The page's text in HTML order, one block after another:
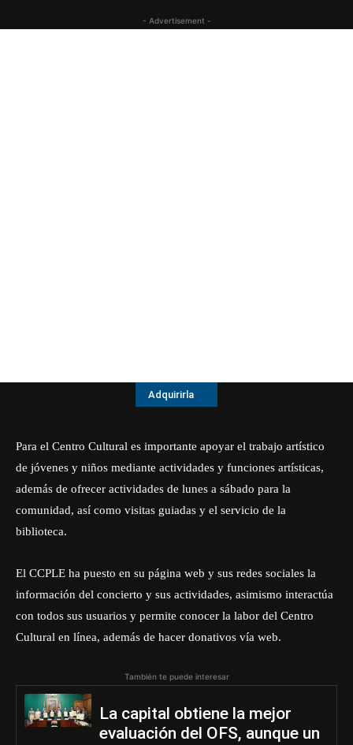
- Advertisement -
Adquirirla
Para el Centro Cultural es importante apoyar el trabajo artístico
de jóvenes y niños mediante actividades y funciones artísticas,
además de ofrecer actividades de lunes a sábado para la
comunidad, así como visitas guiadas y el servicio de la
biblioteca.
El CCPLE ha puesto en su página web y sus redes sociales la
información del concierto y sus actividades, asimismo interactúa
con todos sus usuarios y permite conocer la labor del Centro
Cultural en línea, además de hacer donativos vía web.
También te puede interesar
La capital obtiene la mejor
evaluación del OFS, aunque un